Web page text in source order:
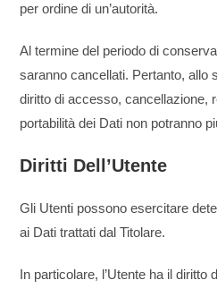
per ordine di un’autorità.
Al termine del periodo di
saranno cancellati. Pertanto, allo
diritto di accesso, cancellazione,
portabilità dei Dati non potranno
Diritti Dell’Utente
Gli Utenti possono esercitare
ai Dati trattati dal Titolare.
In particolare, l’Utente ha il diritto